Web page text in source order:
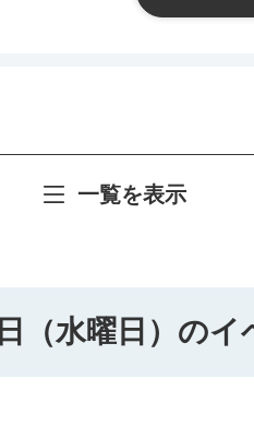
一覧を表示
（水曜日）のイ